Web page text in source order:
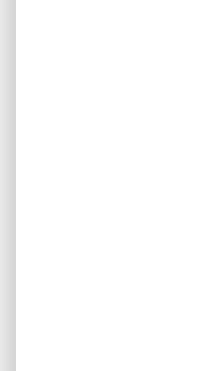
Mūsu HRX
jūs izvēlētos, visas ir
Trieciena gadījumā